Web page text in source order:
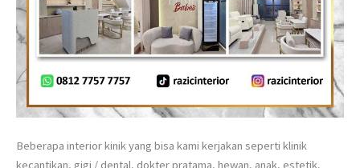
Beberapa interior kinik yang bisa kami kerjakan seperti klinik
kecantikan, gigi / dental, dokter pratama, hewan, anak, estetik,